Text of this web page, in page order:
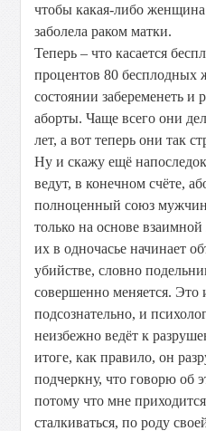
чтобы какая-либо женщина
заболела раком матки.
Теперь – что касается
процентов 80 бесплодных
состоянии забеременеть и
аборты. Чаще всего они
лет, а вот теперь они так
Ну и скажу ещё
ведут, в конечном счёте,
полноценный союз
только на основе
их в одночасье начинает
убийстве, словно
совершенно меняется. Это
подсознательно, и
неизбежно ведёт к
итоге, как правило, он
подчеркну, что говорю об
потому что мне
сталкиваться, по роду